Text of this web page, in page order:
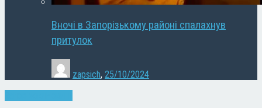
Вночі в Запорізькому районі спалахнув
притулок
zapsich, 25/10/2024